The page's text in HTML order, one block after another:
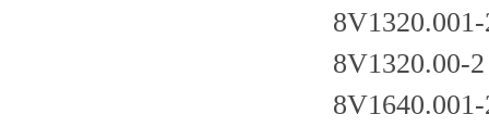
8V1320.00-2